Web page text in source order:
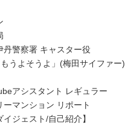
丹警察署 キャスター役
もうよそうよ」(梅田サイファー)
アシスタント レギュラー
ーマンション リポート
イジェスト/自己紹介】